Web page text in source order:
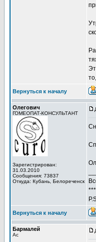
Вернуться к началу
Олегович
ГОМЕОПАТ-КОНСУЛЬТАНТ
Зарегистрирован:
31.03.2010
Сообщения: 73837
Откуда: Кубань, Белореченск
Вернуться к началу
Бармалей
Ас